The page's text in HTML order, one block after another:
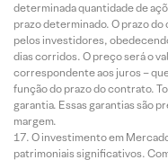
determinada quantidade de
prazo determinado. O prazo
pelos investidores,
dias corridos. O preço será o
correspondente aos juros –
função do prazo do contrato.
garantia. Essas garantias são
margem.
O investimento em
patrimoniais significativos.